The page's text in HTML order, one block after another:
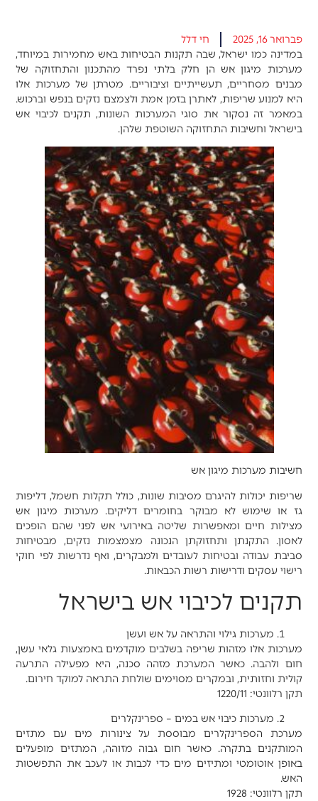
פברואר 16, 2025
חי דלל
במדינה כמו ישראל, שבה תקנות הבטיחות באש מחמירות במיוחד,
מערכות מיגון אש הן חלק בלתי נפרד מהתכנון והתחזוקה של
מבנים מסחריים, תעשייתיים וציבוריים. מטרתן של מערכות אלו
היא למנוע שריפות, לאתרן בזמן אמת ולצמצם נזקים בנפש וברכוש.
במאמר זה נסקור את סוגי המערכות השונות, תקנים לכיבוי אש
בישראל וחשיבות התחזוקה השוטפת שלהן.
חשיבות מערכות מיגון אש
שריפות יכולות להיגרם מסיבות שונות, כולל תקלות חשמל, דליפות
גז או שימוש לא מבוקר בחומרים דליקים. מערכות מיגון אש
מצילות חיים ומאפשרות שליטה באירועי אש לפני שהם הופכים
לאסון. התקנתן ותחזוקתן הנכונה מצמצמות נזקים, מבטיחות
סביבת עבודה ובטיחות לעובדים ולמבקרים, ואף נדרשות לפי חוקי
רישוי עסקים ודרישות רשות הכבאות.
תקנים לכיבוי אש בישראל
מערכות גילוי והתראה על אש ועשן
מערכות אלו מזהות שריפה בשלבים מוקדמים באמצעות גלאי עשן,
חום ולהבה. כאשר המערכת מזהה סכנה, היא מפעילה התרעה
קולית וחזותית, ובמקרים מסוימים שולחת התראה למוקד חירום.
תקן רלוונטי: 1220/11
מערכות כיבוי אש במים – ספרינקלרים
מערכת הספרינקלרים מבוססת על צינורות מים עם מתזים
המותקנים בתקרה. כאשר חום גבוה מזוהה, המתזים מופעלים
באופן אוטומטי ומתיזים מים כדי לכבות או לעכב את התפשטות
האש.
תקן רלוונטי: 1928